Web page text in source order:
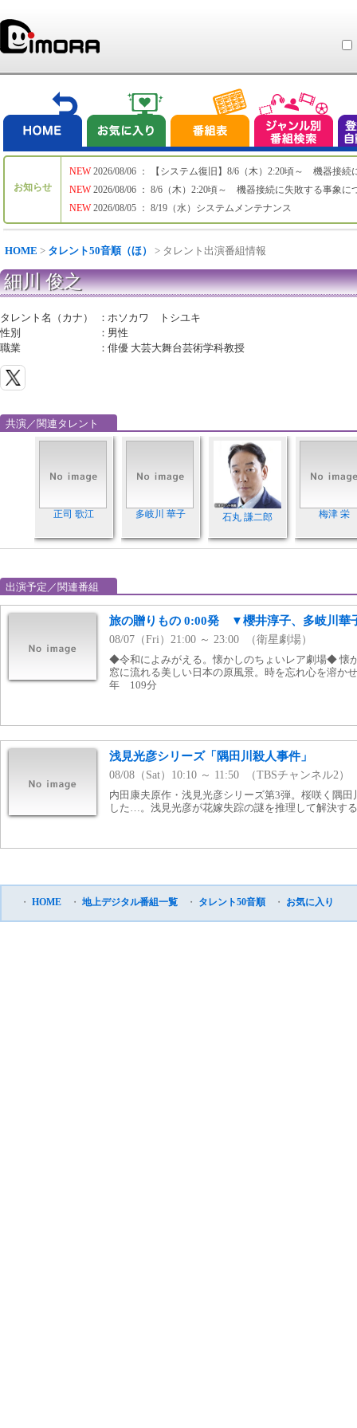
お知らせ
NEW
NEW
NEW
2026/08/06 ： 【システム復旧】8/6（木）2:20頃～ 機器接続
2026/08/06 ： 8/6（木）2:20頃～ 機器接続に失敗する事象に
2026/08/05 ： 8/19（水）システムメンテナンス
HOME > タレント50音順（ほ） > タレント出演番組情報
細川 俊之
タレント名（カナ） ：ホソカワ トシユキ
性別
： 男性
職業
：俳優 大芸大舞台芸術学科教授
共演／関連タレント
正司 歌江 多岐川 華子 石丸 謙二郎 梅津 栄
出演予定／関連番組
旅の贈りもの 0:00発 ▼櫻井淳子、多岐川華
08/07（Fri）21:00 ～ 23:00 （衛星劇場）
◆令和によみがえる。懐かしのちょいレア劇場◆ 懐
窓に流れる美しい日本の原風景。時を忘れ心を溶か
年 109分
浅見光彦シリーズ「隅田川殺人事件」
08/08（Sat）10:10 ～ 11:50 （TBSチャンネル2）
内田康夫原作・浅見光彦シリーズ第3弾。桜咲く隅
した…。浅見光彦が花嫁失踪の謎を推理して解決す
・ HOME ・ 地上デジタル番組一覧 ・ タレント50音順 ・ お気に入り